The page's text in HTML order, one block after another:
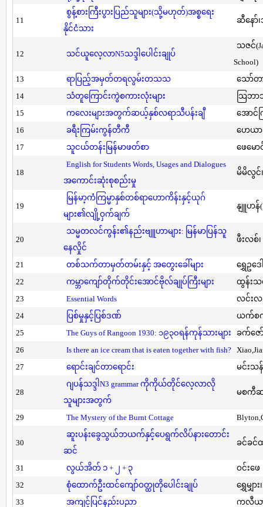
11
စွန့်စားကြီးပွားပြည်သူများ(သို့မဟုတ်)အစ္စရေး
နိုင်ငံသား
ဆီနော်၊
12 သင်ယူလေ့လာN5သဒ္ဒါပေါင်းချုပ်
သဇင်
School)
13
ရာပြည့်အမှတ်တရလွမ်းတသသ
သော်တ
14
သံတူကြောင်းကွဲစကားလုံးများ
သြဘာ
15
ကလေးများအတွက်ဆယ့်နှစ်လရာသီပန်းချီ
အောင်
16
ခရီးကြမ်းကွန်တီကီ
ဟေယာ
17
သူငယ်တန်းမြန်မာဖတ်စာ ဖေမော
18
English for Students Words, Usages and Dialogues
အကောင်းဆုံးစုစည်းမှု
မိမိလွင်၊
19
မြန်မာ့ကံကြမ္မာနှစ်တစ်ရာဟောကိန်းနှင့်ယုဂ်
များ၏လျို့ဝှက်ချက်
နျူဟန်
20
သမ္မတလင်ကွန်း၏နည်းဗျူဟာများ: မြန်မာပြန်သူ
နေလှိုင်
ဖီးလစ်
21 တစ်သက်တာမှတ်တမ်းနှင့် အတွေးခေါ်များ
ရွှေဥဒေ
22
ကမ္ဘာကျော်တိုက်တိုင်းအောင်ဗိုလ်ချုပ်ကြီးများ
ထွန်းသ
23
Essential Words
လင်းလ
24
ပြစ်မှုနှင့်ပြစ်ဒဏ်
ယက်စကီ
25
The Guys of Rangoon 1930: ၁၉၃၀ရန်ကုန်သားများ
ခက်ဇေ
26
Is there an ice cream that is eaten together with fish?
27
ရောင်းချင်တာရောင်း မင်းသ
28
ဂျပန်သဒ္ဒါN3 grammar ကိုကိုယ်တိုင်လေ့လာလို
သူများအတွက်
မစကီ
29 The Mystery of the Burnt Cottage
30
ဆူးပန်းခွေသွယ်ဘယက်နှင့်ပေရွက်လိပ်နားတောင်း
ဆင်
ခင်ခင်
31 လွယ်အိတ် ၁ + ၂ + ၃
ဝင်းဖေ
32
စုံထောက်ဦးထင်ကျော်ဝတ္ထုတိုပေါင်းချုပ်
ရွှေမျှား
33
အကျင့်ပြင်နည်းပညာ
ကလီယာ